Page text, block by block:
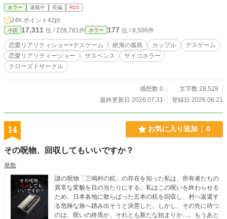
地名、事件などとは一切関係ありません。無断転載禁止。
ホラー 連載中 長編 R15
24h.ポイント 42pt
小説 17,311 位 / 228,781件 ホラー 177 位 / 8,506件
恋愛リアリティショー×デスゲーム 絶海の孤島 カップル
デスゲーム
恋愛リアリティーショー
サスペンス
サイコホラー
クローズドサークル
感想数 0
文字数 28,529
最終更新日 2026.07.31
登録日 2026.06.21
14 お気に入り追加 0
その呪物、回収してもいいですか？
発散
謎の呪物「三鳴村の杭」の存在を知った私は、所有者たちの
異常な変貌を目の当たりにする。私はこの呪いを終わらせる
ため、日本各地に散らばった五本の杭を回収し、村へ返還す
る危険な旅へ踏み出そうと決意した。しかし、その先に待つ
のは、呪いの終焉か、それとも新たな始まりか…。もうあと